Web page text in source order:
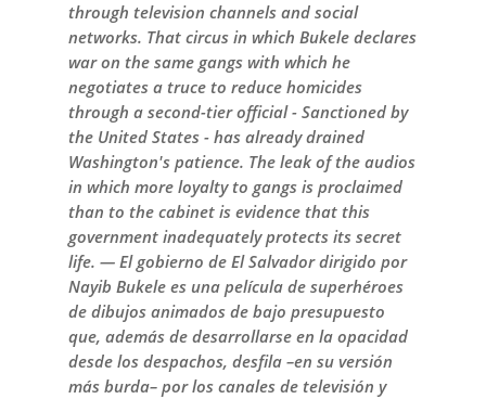
through television channels and social
networks. That circus in which Bukele declares
war on the same gangs with which he
negotiates a truce to reduce homicides
through a second-tier official - Sanctioned by
the United States - has already drained
Washington's patience. The leak of the audios
in which more loyalty to gangs is proclaimed
than to the cabinet is evidence that this
government inadequately protects its secret
life. — El gobierno de El Salvador dirigido por
Nayib Bukele es una película de superhéroes
de dibujos animados de bajo presupuesto
que, además de desarrollarse en la opacidad
desde los despachos, desfila –en su versión
más burda– por los canales de televisión y